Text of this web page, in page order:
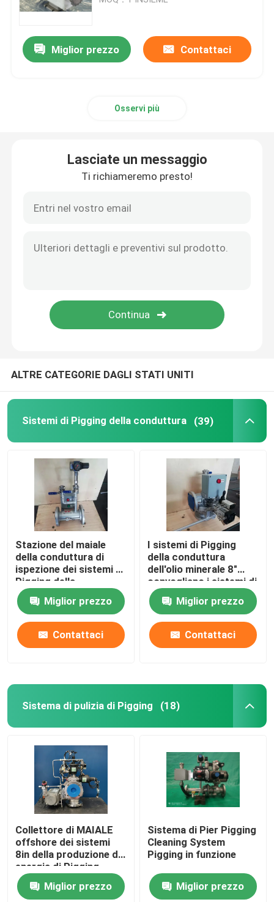
Sistema automatizzato di Pigging
pompa rotatoria del lobo
Valvola di Pigging
Valvola a rubinetto collegata
Mescolamento di conteggio simultaneo
Sistema di dissoluzione dell'additivo per la viscosità
Miglior prezzo Contattaci
Osservi più
Lasciate un messaggio
Ti richiameremo presto!
ALTRE CATEGORIE DAGLI STATI UNITI
Sistemi di Pigging della conduttura (39)
Stazione del maiale
della conduttura di
ispezione dei sistemi di
Pigging della
conduttura di WCB
Miglior prezzo
Contattaci
I sistemi di Pigging
della conduttura
dell'olio minerale 8"
convogliano i sistemi di
pulizia di Pigging
Miglior prezzo
Contattaci
Sistema di pulizia di Pigging (18)
Collettore di MAIALE
offshore dei sistemi
8in della produzione di
energia di Pigging
Miglior prezzo
Sistema di Pier Pigging
Cleaning System
Pigging in funzione
Miglior prezzo